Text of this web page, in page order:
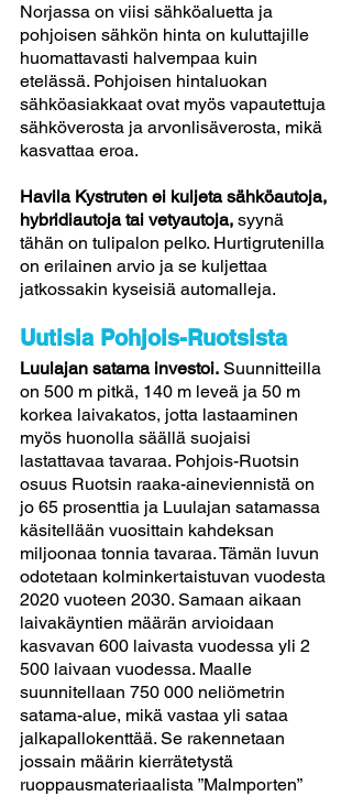
Norjassa on viisi sähköaluetta ja
pohjoisen sähkön hinta on kuluttajille
huomattavasti halvempaa kuin
etelässä. Pohjoisen hintaluokan
sähköasiakkaat ovat myös vapautettuja
sähköverosta ja arvonlisäverosta, mikä
kasvattaa eroa.
Havila Kystruten ei kuljeta sähköautoja,
hybridiautoja tai vetyautoja, syynä
tähän on tulipalon pelko. Hurtigrutenilla
on erilainen arvio ja se kuljettaa
jatkossakin kyseisiä automalleja.
Uutisia Pohjois-Ruotsista
Luulajan satama investoi. Suunnitteilla
on 500 m pitkä, 140 m leveä ja 50 m
korkea laivakatos, jotta lastaaminen
myös huonolla säällä suojaisi
lastattavaa tavaraa. Pohjois-Ruotsin
osuus Ruotsin raaka-aineviennistä on
jo 65 prosenttia ja Luulajan satamassa
käsitellään vuosittain kahdeksan
miljoonaa tonnia tavaraa. Tämän luvun
odotetaan kolminkertaistuvan vuodesta
2020 vuoteen 2030. Samaan aikaan
laivakäyntien määrän arvioidaan
kasvavan 600 laivasta vuodessa yli 2
500 laivaan vuodessa. Maalle
suunnitellaan 750 000 neliömetrin
satama-alue, mikä vastaa yli sataa
jalkapallokenttää. Se rakennetaan
jossain määrin kierrätetystä
ruoppausmateriaalista ”Malmporten”